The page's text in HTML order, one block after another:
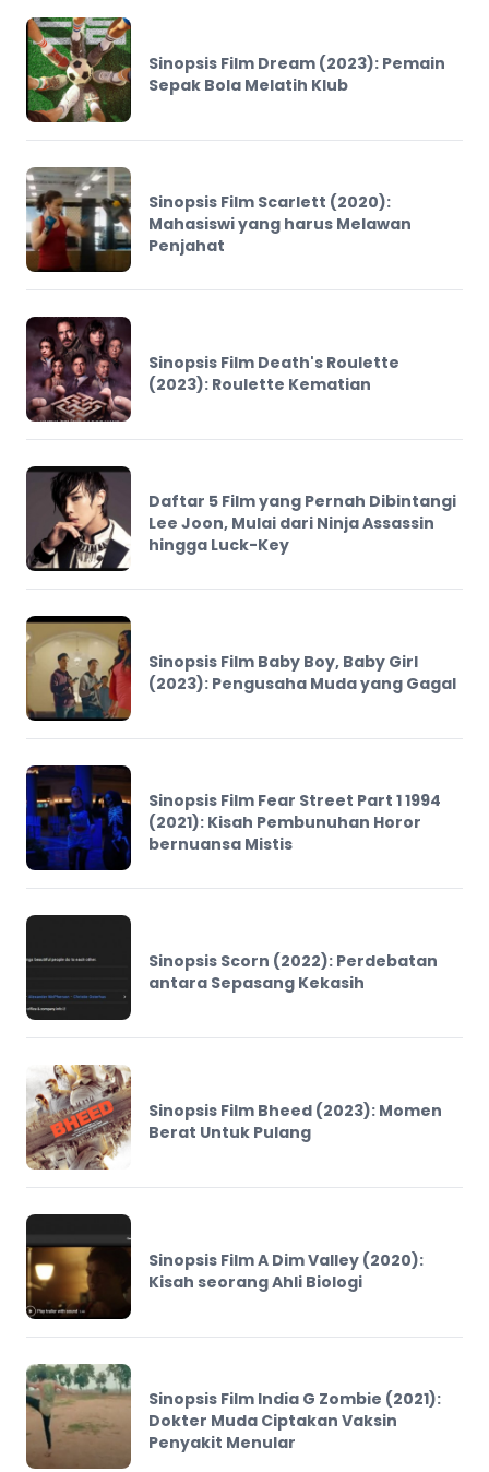
Sinopsis Film Dream (2023): Pemain
Sepak Bola Melatih Klub
Sinopsis Film Scarlett (2020):
Mahasiswi yang harus Melawan
Penjahat
Sinopsis Film Death's Roulette
(2023): Roulette Kematian
Daftar 5 Film yang Pernah Dibintangi
Lee Joon, Mulai dari Ninja Assassin
hingga Luck-Key
Sinopsis Film Baby Boy, Baby Girl
(2023): Pengusaha Muda yang Gagal
Sinopsis Film Fear Street Part 1 1994
(2021): Kisah Pembunuhan Horor
bernuansa Mistis
Sinopsis Scorn (2022): Perdebatan
antara Sepasang Kekasih
Sinopsis Film Bheed (2023): Momen
Berat Untuk Pulang
Sinopsis Film A Dim Valley (2020):
Kisah seorang Ahli Biologi
Sinopsis Film India G Zombie (2021):
Dokter Muda Ciptakan Vaksin
Penyakit Menular